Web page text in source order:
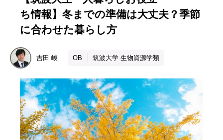
ち情報】冬までの準備は大丈夫？季節
に合わせた暮らし方
吉田 峻 OB 筑波大学 生物資源学類